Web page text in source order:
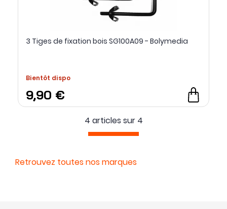
3 Tiges de fixation bois SG100A09 - Bolymedia
Bientôt dispo
9,90 €
4 articles sur 4
Retrouvez toutes nos marques